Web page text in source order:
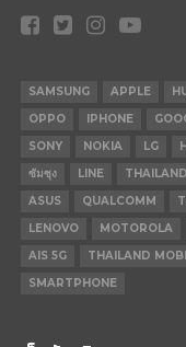
SAMSUNG APPLE
OPPO
IPHONE
SONY
NOKIA LG
ซัมซุง
LINE THAILAND
ASUS
QUALCOMM
LENOVO
MOTOROLA
AIS 5G
THAILAND
SMARTPHONE